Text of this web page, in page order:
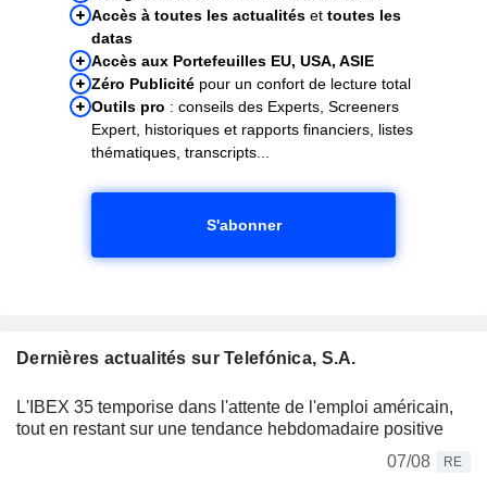
Accès à toutes les actualités et toutes les
datas
Accès aux Portefeuilles EU, USA, ASIE
Zéro Publicité pour un confort de lecture total
Outils pro : conseils des Experts, Screeners
Expert, historiques et rapports financiers, listes
thématiques, transcripts...
S'abonner
Dernières actualités sur Telefónica, S.A.
L'IBEX 35 temporise dans l'attente de l'emploi américain,
tout en restant sur une tendance hebdomadaire positive
07/08
RE